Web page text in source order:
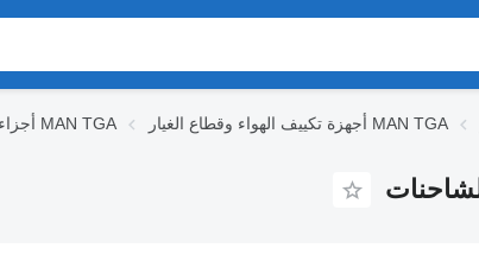
أجزاء المقصورة MAN TGA أجهزة تكييف الهواء وقطاع الغيار MAN TGA